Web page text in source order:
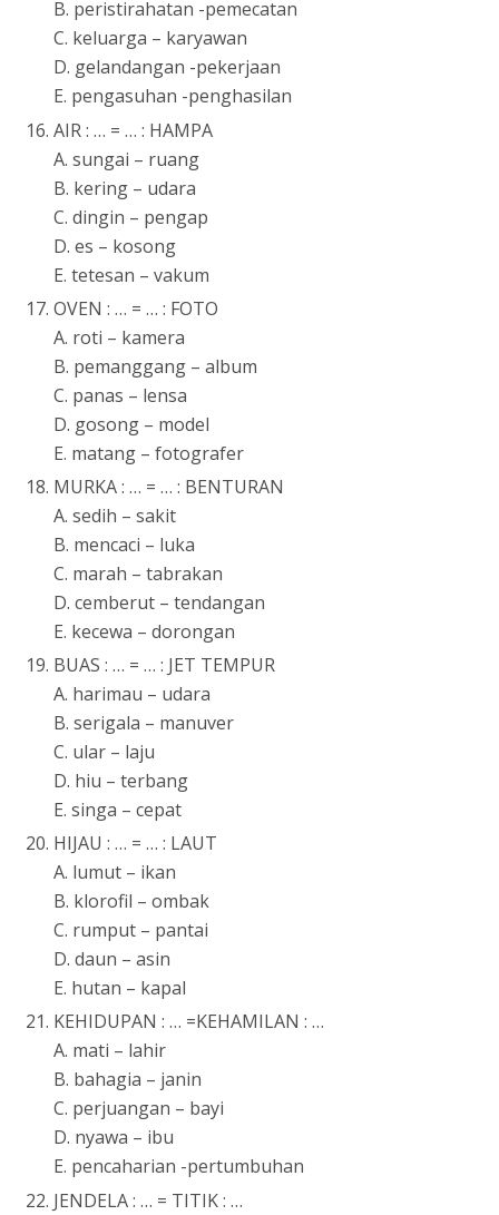
B. peristirahatan -pemecatan
C. keluarga – karyawan
D. gelandangan -pekerjaan
E. pengasuhan -penghasilan
AIR : … = … : HAMPA
A. sungai – ruang
B. kering – udara
C. dingin – pengap
D. es – kosong
E. tetesan – vakum
OVEN : … = … : FOTO
A. roti – kamera
B. pemanggang – album
C. panas – lensa
D. gosong – model
E. matang – fotografer
MURKA : … = … : BENTURAN
A. sedih – sakit
B. mencaci – luka
C. marah – tabrakan
D. cemberut – tendangan
E. kecewa – dorongan
BUAS : … = … : JET TEMPUR
A. harimau – udara
B. serigala – manuver
C. ular – laju
D. hiu – terbang
E. singa – cepat
HIJAU : … = … : LAUT
A. lumut – ikan
B. klorofil – ombak
C. rumput – pantai
D. daun – asin
E. hutan – kapal
KEHIDUPAN : … =KEHAMILAN : …
A. mati – lahir
B. bahagia – janin
C. perjuangan – bayi
D. nyawa – ibu
E. pencaharian -pertumbuhan
JENDELA : … = TITIK : …